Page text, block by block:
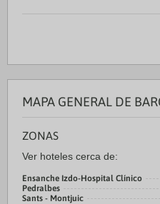
MAPA GENERAL DE
ZONAS
Ver hoteles cerca de:
Ensanche Izdo-Hospital Clínico
Pedralbes
Sants - Montjuic